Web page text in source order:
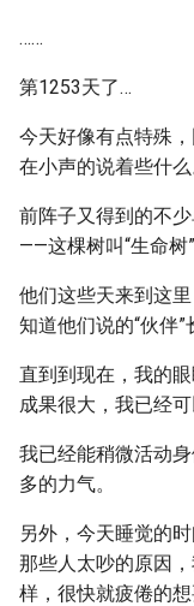
……
第1253天了…
今天好像有点特殊
在小声的说着些什么
前阵子又得到的不
——这棵树叫“生命树”
他们这些天来到这
知道他们说的“伙伴”
直到到现在，我的
成果很大，我已经
我已经能稍微活动
多的力气。
另外，今天睡觉的
那些人太吵的原因
样，很快就疲倦的